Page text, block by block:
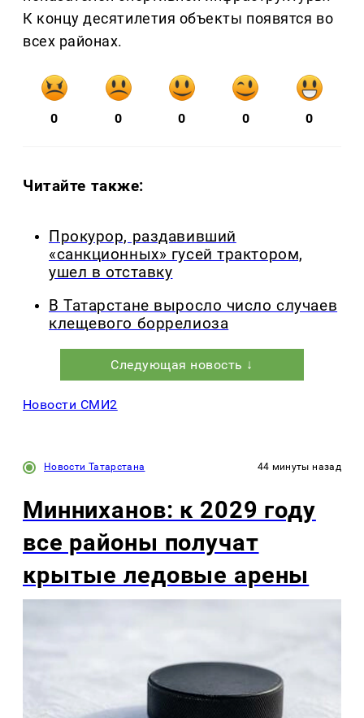
К концу десятилетия объекты появятся во
всех районах.
0 0 0 0 0
Читайте также:
Прокурор, раздавивший
«санкционных» гусей трактором,
ушел в отставку
В Татарстане выросло число случаев
клещевого боррелиоза
Следующая новость ↓
Новости СМИ2
Новости Татарстана 44 минуты назад
Минниханов: к 2029 году
все районы получат
крытые ледовые арены